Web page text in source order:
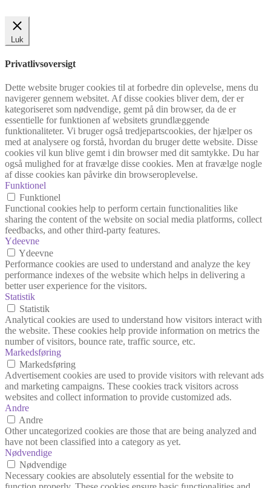
Luk
Privatlivsoversigt
Dette website bruger cookies til at forbedre din oplevelse, mens du
navigerer gennem websitet. Af disse cookies bliver dem, der er
kategoriseret som nødvendige, gemt på din browser, da de er
essentielle for funktionen af websitets grundlæggende
funktionaliteter. Vi bruger også tredjepartscookies, der hjælper os
med at analysere og forstå, hvordan du bruger dette website. Disse
cookies vil kun blive gemt i din browser med dit samtykke. Du har
også mulighed for at fravælge disse cookies. Men at fravælge nogle
af disse cookies kan påvirke din browseroplevelse.
Funktionel
Funktionel
Functional cookies help to perform certain functionalities like
sharing the content of the website on social media platforms, collect
feedbacks, and other third-party features.
Ydeevne
Ydeevne
Performance cookies are used to understand and analyze the key
performance indexes of the website which helps in delivering a
better user experience for the visitors.
Statistik
Statistik
Analytical cookies are used to understand how visitors interact with
the website. These cookies help provide information on metrics the
number of visitors, bounce rate, traffic source, etc.
Markedsføring
Markedsføring
Advertisement cookies are used to provide visitors with relevant ads
and marketing campaigns. These cookies track visitors across
websites and collect information to provide customized ads.
Andre
Andre
Other uncategorized cookies are those that are being analyzed and
have not been classified into a category as yet.
Nødvendige
Nødvendige
Necessary cookies are absolutely essential for the website to